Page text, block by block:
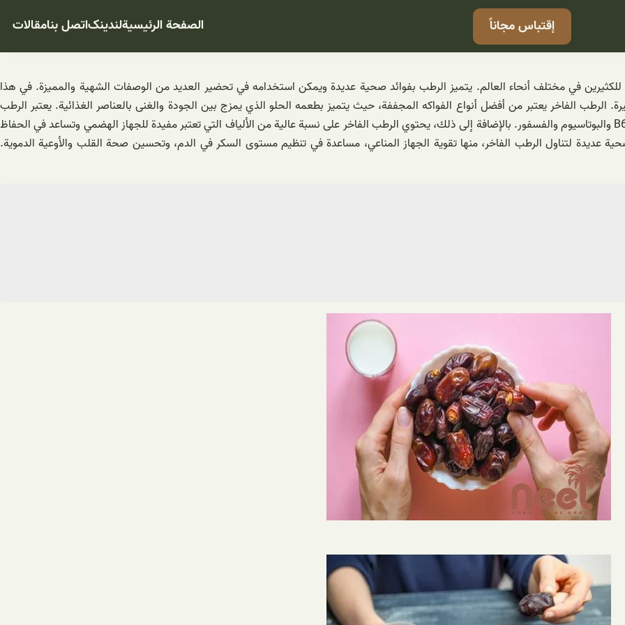
إقتباس مجاناً الصفحة الرئيسيةلندینکاتصل بنامقالات
في مختلف أنحاء العالم. يتميز الرطب بفوائد صحية عديدة ويمكن استخدامه في تحضير العديد من الوصفات الشهية والمميزة. في هذا
الفاخر يعتبر من أفضل أنواع الفواكه المجففة، حيث يتميز بطعمه الحلو الذي يمزج بين الجودة والغنى بالعناصر الغذائية. يعتبر الرطب
مصدرًا غنيًا بالفيتامينات والمعادن الضرورية لصحة الجسم، مثل فيتامين B6 والبوتاسيوم والفسفور. بالإضافة إلى ذلك، يحتوي الرطب الفاخر على نسبة عالية من الألياف التي تعتبر مفيدة للجهاز الهضمي وتساعد في الحفاظ
عديدة لتناول الرطب الفاخر، منها تقوية الجهاز المناعي، مساعدة في تنظيم مستوى السكر في الدم، وتحسين صحة القلب والأوعية الدموية.